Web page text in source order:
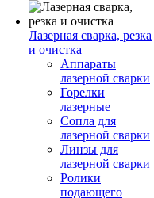
Лазерная сварка, резка
и очистка
Аппараты
лазерной сварки
Горелки
лазерные
Сопла для
лазерной сварки
Линзы для
лазерной сварки
Ролики
подающего